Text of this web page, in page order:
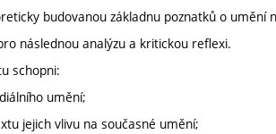
budovanou základnu poznatků o umění
následnou analýzu a kritickou reflexi.
schopni:
umění;
jejich vlivu na současné umění;